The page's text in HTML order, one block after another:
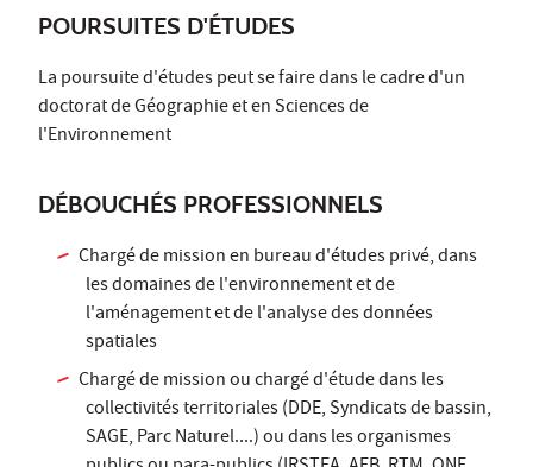
POURSUITES D'ÉTUDES
La poursuite d'études peut se faire dans le cadre d'un
doctorat de Géographie et en Sciences de
l'Environnement
DÉBOUCHÉS PROFESSIONNELS
Chargé de mission en bureau d'études privé, dans
les domaines de l'environnement et de
l'aménagement et de l'analyse des données
spatiales
Chargé de mission ou chargé d'étude dans les
collectivités territoriales (DDE, Syndicats de bassin,
SAGE, Parc Naturel....) ou dans les organismes